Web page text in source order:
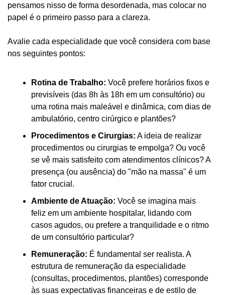
pensamos nisso de forma desordenada, mas colocar no
papel é o primeiro passo para a clareza.
Avalie cada especialidade que você considera com base
nos seguintes pontos:
Rotina de Trabalho: Você prefere horários fixos e
previsíveis (das 8h às 18h em um consultório) ou
uma rotina mais maleável e dinâmica, com dias de
ambulatório, centro cirúrgico e plantões?
Procedimentos e Cirurgias: A ideia de realizar
procedimentos ou cirurgias te empolga? Ou você
se vê mais satisfeito com atendimentos clínicos? A
presença (ou ausência) do "mão na massa" é um
fator crucial.
Ambiente de Atuação: Você se imagina mais
feliz em um ambiente hospitalar, lidando com
casos agudos, ou prefere a tranquilidade e o ritmo
de um consultório particular?
Remuneração: É fundamental ser realista. A
estrutura de remuneração da especialidade
(consultas, procedimentos, plantões) corresponde
às suas expectativas financeiras e de estilo de